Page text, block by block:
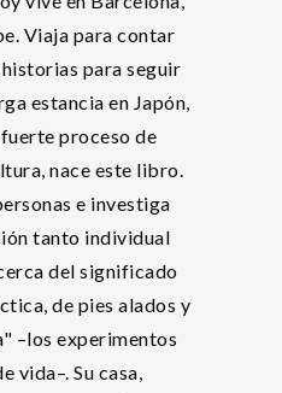
Viaja para contar
para seguir
estancia en Japón,
proceso de
nace este libro.
e investiga
tanto individual
del significado
de pies alados y
–los experimentos
vida–. Su casa,